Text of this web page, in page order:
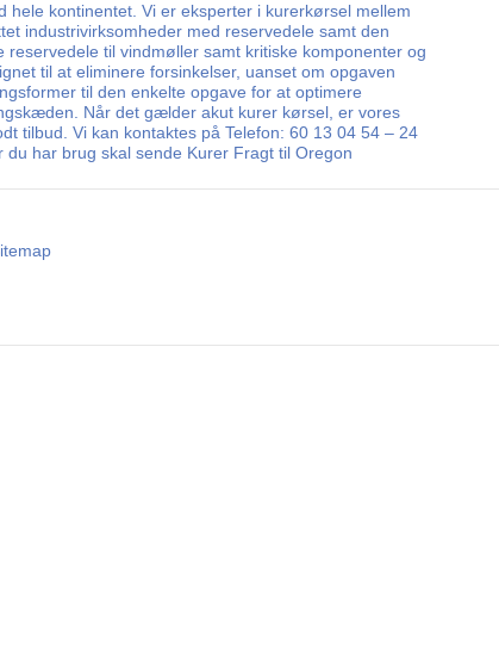
kontinentet. Vi er eksperter i kurerkørsel mellem
industrivirksomheder med reservedele samt den
til vindmøller samt kritiske komponenter og
til at eliminere forsinkelser, uanset om opgaven
til den enkelte opgave for at optimere
Når det gælder akut kurer kørsel, er vores
tilbud. Vi kan kontaktes på Telefon: 60 13 04 54 – 24
har brug skal sende Kurer Fragt til Oregon